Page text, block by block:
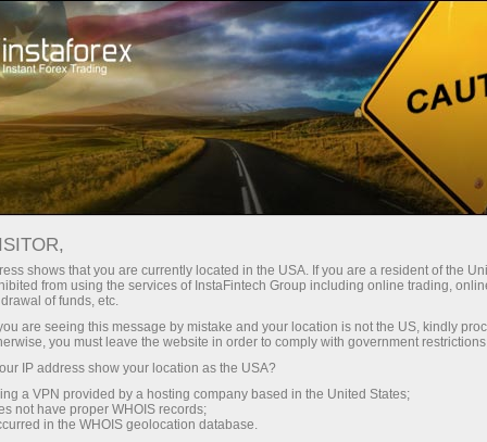
مع إنستا فوركس، يمكنك الوصول إلى
إلى 1:5000، وبعض من أفضل فروق
الأسعار والعمولات في السوق، وظروف
مواتية لتداول الأسهم والمؤشرات
صغير الحجم
30% مكافأة
لكل إيداع
سرعة
في التجارة وعلى الطريق السريع
shows that you are currently located in the USA. If you are a resident of the
from using the services of InstaFintech Group including online trading,
of funds, etc.
are seeing this message by mistake and your location is not the US, kindly
you must leave the website in order to comply with government
IP address show your location as the USA?
a VPN provided by a hosting company based in the United States;
not have proper WHOIS records;
in the WHOIS geolocation database.